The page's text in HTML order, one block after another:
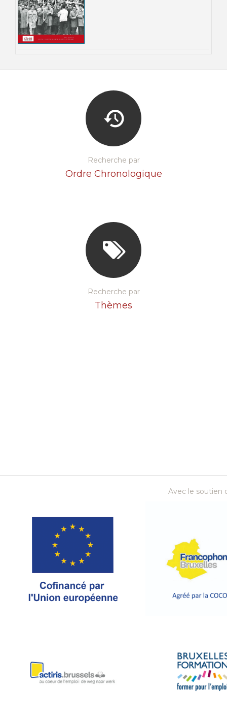
Recherche par
Ordre Chronologique
Recherche par
Thèmes
Avec le soutien